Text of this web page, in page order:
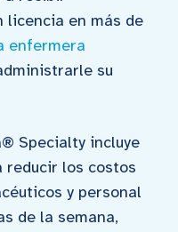
licencia en más de
enfermera
su
Specialty incluye
reducir los costos
y personal
de la semana,